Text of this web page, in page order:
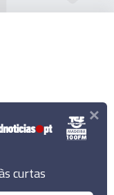
curtas
×